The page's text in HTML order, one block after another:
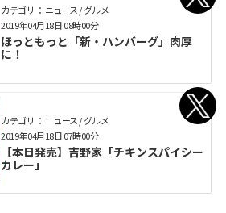
カテゴリ： ニュース / グルメ
ほっともっと「新・ハンバーグ」肉厚
に！
2019年04月18日 08時00分
カテゴリ： ニュース / グルメ
【本日発売】吉野家「チキンスパイシー
カレー」
2019年04月18日 07時00分